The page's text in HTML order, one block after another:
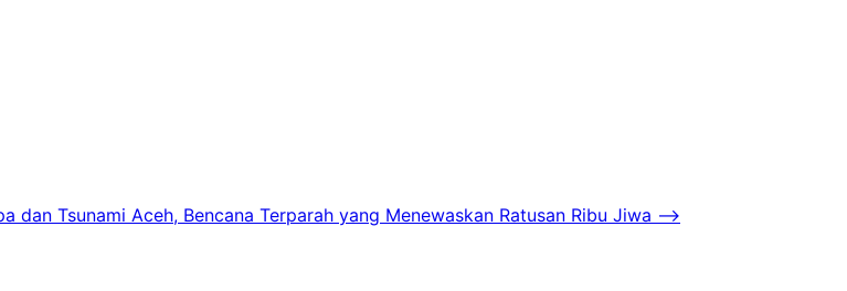
Tsunami Aceh, Bencana Terparah yang Menewaskan Ratusan Ribu Jiwa ⟶